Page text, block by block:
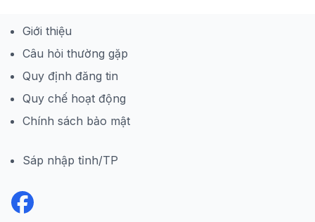
Giới thiệu
Câu hỏi thường gặp
Quy định đăng tin
Quy chế hoạt động
Chính sách bảo mật
Sáp nhập tỉnh/TP